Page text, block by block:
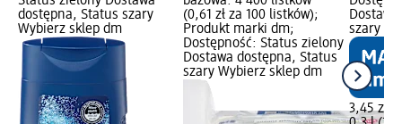
dostępna, Status szary
Wybierz sklep dm
(0,61 zł za 100 listków);
Produkt marki dm;
Dostępność: Status zielony
Dostawa dostępna, Status
szary Wybierz sklep dm
szary
3,45 zł